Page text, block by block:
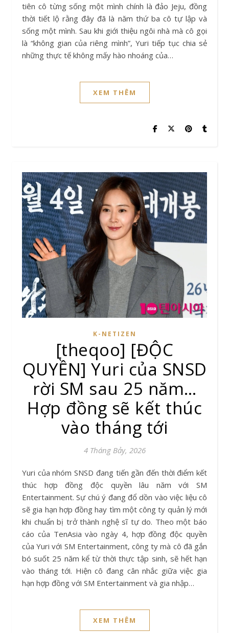
tiên cô từng sống một mình chính là đảo Jeju, đồng
thời tiết lộ rằng đây đã là năm thứ ba cô tự lập và
sống một mình. Sau khi giới thiệu ngôi nhà mà cô gọi
là “không gian của riêng mình”, Yuri tiếp tục chia sẻ
những thực tế không mấy hào nhoáng của…
XEM THÊM
K-NETIZEN
[theqoo] [ĐỘC
QUYỀN] Yuri của SNSD
rời SM sau 25 năm…
Hợp đồng sẽ kết thúc
vào tháng tới
4 Tháng Bảy, 2026
Yuri của nhóm SNSD đang tiến gần đến thời điểm kết
thúc hợp đồng độc quyền lâu năm với SM
Entertainment. Sự chú ý đang đổ dồn vào việc liệu cô
sẽ gia hạn hợp đồng hay tìm một công ty quản lý mới
khi chuẩn bị trở thành nghệ sĩ tự do. Theo một báo
cáo của TenAsia vào ngày 4, hợp đồng độc quyền
của Yuri với SM Entertainment, công ty mà cô đã gắn
bó suốt 25 năm kể từ thời thực tập sinh, sẽ hết hạn
vào tháng tới. Hiện cô đang cân nhắc giữa việc gia
hạn hợp đồng với SM Entertainment và gia nhập…
XEM THÊM